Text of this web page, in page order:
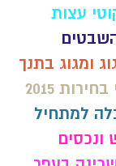
עצות
ומגוג בתנך
2015
למתחיל
ונכסים